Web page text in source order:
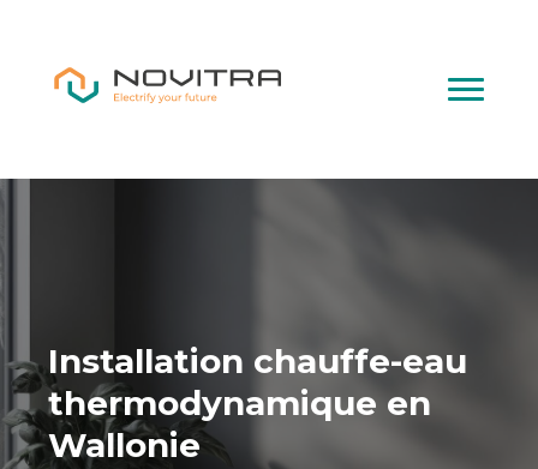
Installation chauffe-eau
thermodynamique en
Wallonie